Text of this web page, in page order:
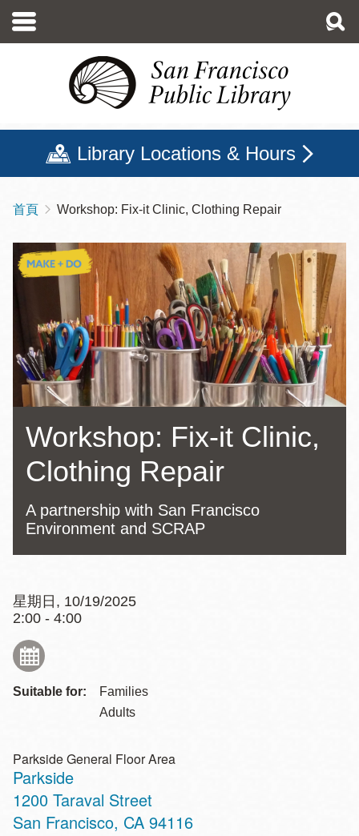
至
Library Locations & Hours
導
航
連
結
首頁 Workshop: Fix-it Clinic, Clothing Repair
Workshop: Fix-it Clinic,
Clothing Repair
A partnership with San Francisco
Environment and SCRAP
星期日, 10/19/2025
2:00 - 4:00
Suitable for:
Families
Adults
Parkside General Floor Area
Parkside
Address
1200 Taraval Street
San Francisco, CA 94116